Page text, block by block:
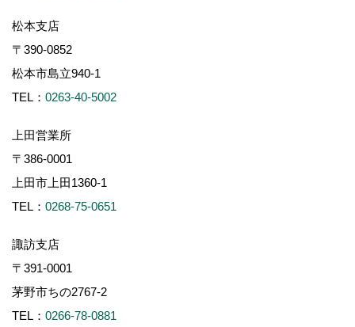
松本支店
〒390-0852
松本市島立940-1
TEL： 0263-40-5002
上田営業所
〒386-0001
上田市上田1360-1
TEL： 0268-75-0651
諏訪支店
〒391-0001
茅野市ちの2767-2
TEL： 0266-78-0881